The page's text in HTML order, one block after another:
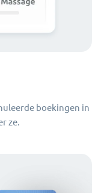
boekingen in
ze.